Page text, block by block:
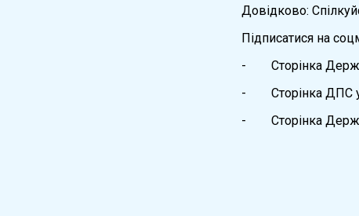
Довідково:
Підписатися на
- Сторінка
- Сторінка ДПС у
- Сторінка